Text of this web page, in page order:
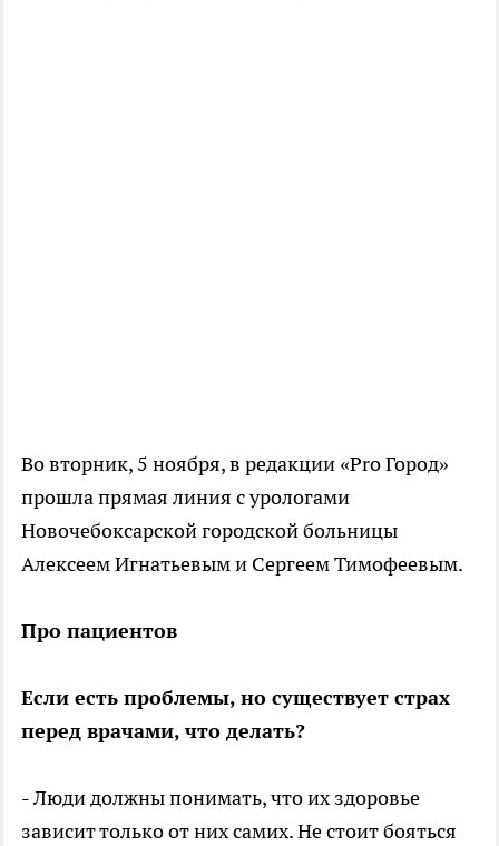
Во вторник, 5 ноября, в редакции «Pro Город»
прошла прямая линия с урологами
Новочебоксарской городской больницы
Алексеем Игнатьевым и Сергеем Тимофеевым.
Про пациентов
Если есть проблемы, но существует страх
перед врачами, что делать?
- Люди должны понимать, что их здоровье
зависит только от них самих. Не стоит бояться